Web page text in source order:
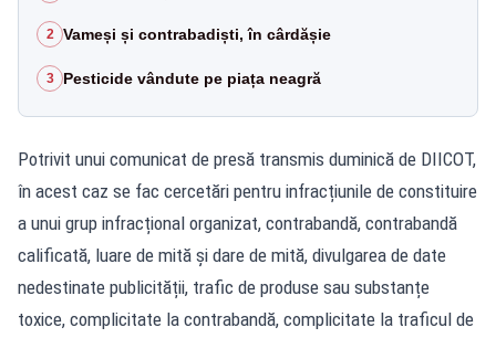
2 Vameși și contrabadiști, în cârdășie
3 Pesticide vândute pe piața neagră
Potrivit unui comunicat de presă transmis duminică de DIICOT,
în acest caz se fac cercetări pentru infracțiunile de constituire
a unui grup infracțional organizat, contrabandă, contrabandă
calificată, luare de mită și dare de mită, divulgarea de date
nedestinate publicității, trafic de produse sau substanțe
toxice, complicitate la contrabandă, complicitate la traficul de